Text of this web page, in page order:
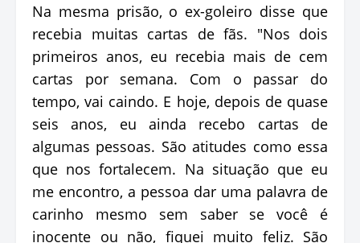
Na mesma prisão, o ex-goleiro disse que
recebia muitas cartas de fãs. "Nos dois
primeiros anos, eu recebia mais de cem
cartas por semana. Com o passar do
tempo, vai caindo. E hoje, depois de quase
seis anos, eu ainda recebo cartas de
algumas pessoas. São atitudes como essa
que nos fortalecem. Na situação que eu
me encontro, a pessoa dar uma palavra de
carinho mesmo sem saber se você é
inocente ou não, fiquei muito feliz. São